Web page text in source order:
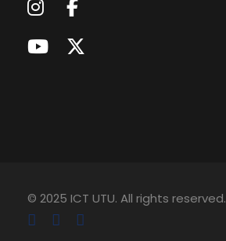
© 2025 ICT UTU. All rights reserved.